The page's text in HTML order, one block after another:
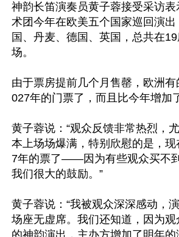
神韵长笛演奏员黄子蓉接受采访
术团今年在欧美五个国家巡回演
国、丹麦、德国、英国，总共在
场。
由于票房提前几个月售罄，欧洲
027年的门票了，而且比今年增加
黄子蓉说：“观众反馈非常热烈，
本上场场爆满，特别欣慰的是，
7年的票了——因为有些观众买不
我们很大的鼓励。”
黄子蓉说：“我被观众深深感动，
场座无虚席。我们还知道，因为观
的神韵演出，主办方增加了明年